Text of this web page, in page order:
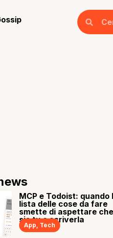
MCP e Todoist: quando
lista delle cose da fare
smette di aspettare che
sia tu a scriverla
App, Tech